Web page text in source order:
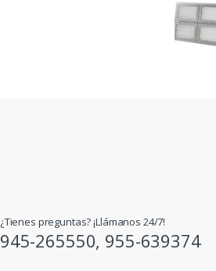
¿Tienes preguntas? ¡Llámanos 24/7!
945-265550, 955-639374